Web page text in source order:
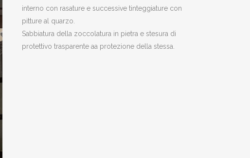
interno con rasature e successive tinteggiature con
pitture al quarzo.
Sabbiatura della zoccolatura in pietra e stesura di
protettivo trasparente aa protezione della stessa.